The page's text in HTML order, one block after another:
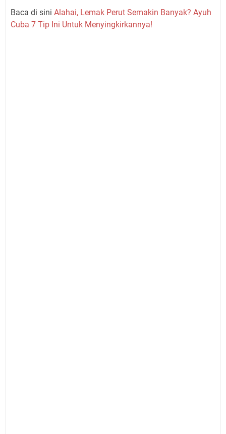
Baca di sini Alahai, Lemak Perut Semakin Banyak? Ayuh
Cuba 7 Tip Ini Untuk Menyingkirkannya!